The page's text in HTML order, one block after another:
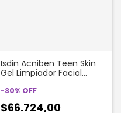
Isdin Acniben Teen Skin
Gel Limpiador Facial
-30% OFF
$66.724,00